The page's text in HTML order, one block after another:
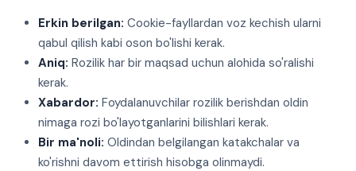
Erkin berilgan: Cookie-fayllardan voz kechish ularni
qabul qilish kabi oson bo'lishi kerak.
Aniq: Rozilik har bir maqsad uchun alohida so'ralishi
kerak.
Xabardor: Foydalanuvchilar rozilik berishdan oldin
nimaga rozi bo'layotganlarini bilishlari kerak.
Bir ma'noli: Oldindan belgilangan katakchalar va
ko'rishni davom ettirish hisobga olinmaydi.